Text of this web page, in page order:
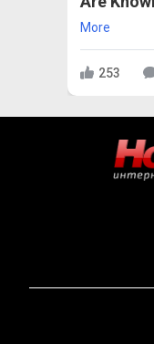
More
253